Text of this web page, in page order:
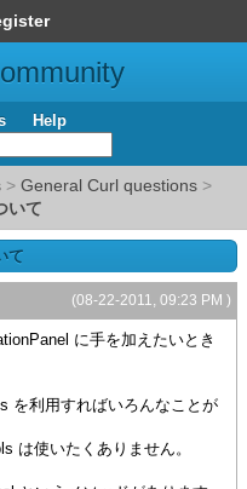
Help
> General Curl questions >
いて
て
(08-22-2011, 09:23 PM )
に手を加えたいとき
を利用すればいろんなことが
は使いたくありません。